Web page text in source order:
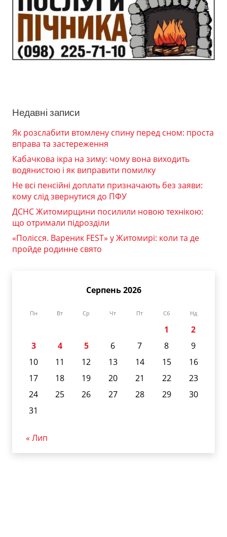
Недавні записи
Як розслабити втомлену спину перед сном: проста
вправа та застереження
Кабачкова ікра на зиму: чому вона виходить
водянистою і як виправити помилку
Не всі пенсійні доплати призначають без заяви:
кому слід звернутися до ПФУ
ДСНС Житомирщини посилили новою технікою:
що отримали підрозділи
«Полісся. Вареник FEST» у Житомирі: коли та де
пройде родинне свято
Серпень 2026
Пн Вт Ср Чт Пт Сб Нд
1
2
3
4 5 6 7 8
9
10
11 12 13 14 15
16
17
18 19 20 21 22
23
24
25 26 27 28 29
30
31
« Лип